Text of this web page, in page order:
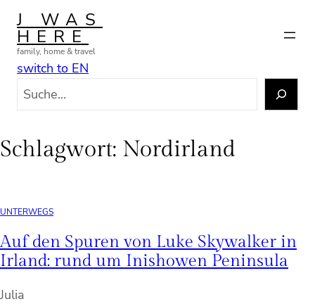
Zum
Inhalt
springen
J WAS
HERE
family, home & travel
switch to EN
h
e
Schlagwort: Nordirland
UNTERWEGS
Auf den Spuren von Luke Skywalker in
Irland: rund um Inishowen Peninsula
Julia